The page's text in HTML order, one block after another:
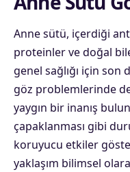
Anne sütü, içerdiği
proteinler ve doğal
genel sağlığı için son
göz problemlerinde
yaygın bir inanış
çapaklanması gibi
koruyucu etkiler
yaklaşım bilimsel